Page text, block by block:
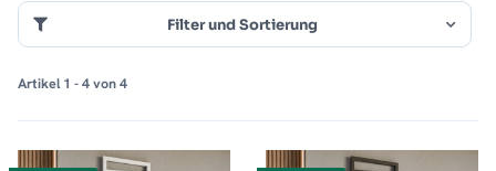
Filter und Sortierung
Artikel 1 - 4 von 4